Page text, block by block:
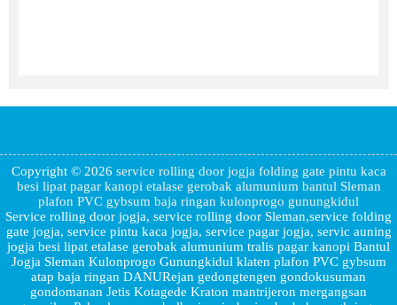
Copyright © 2026 service rolling door jogja folding gate pintu kaca
besi lipat pagar kanopi etalase gerobak alumunium bantul Sleman
plafon PVC gybsum baja ringan kulonprogo gunungkidul
Service rolling door jogja, service rolling door Sleman,service folding
gate jogja, service pintu kaca jogja, service pagar jogja, servic auning
jogja besi lipat etalase gerobak alumunium tralis pagar kanopi Bantul
Jogja Sleman Kulonprogo Gunungkidul klaten plafon PVC gybsum
atap baja ringan DANURejan gedongtengen gondokusuman
gondomanan Jetis Kotagede Kraton mantrijeron mergangsan